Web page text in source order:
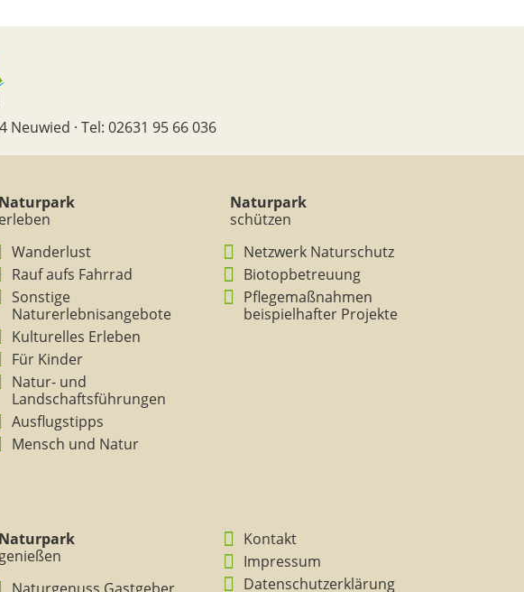
· Tel: 02631 95 66 036
Naturpark
erleben
Wanderlust
Rauf aufs Fahrrad
Sonstige
Naturerlebnisangebote
Kulturelles Erleben
Für Kinder
Natur- und
Landschaftsführungen
Ausflugstipps
Mensch und Natur
Naturpark
schützen
Netzwerk Naturschutz
Biotopbetreuung
Pflegemaßnahmen
beispielhafter Projekte
Naturpark
genießen
Kontakt
Impressum
Datenschutzerklärung